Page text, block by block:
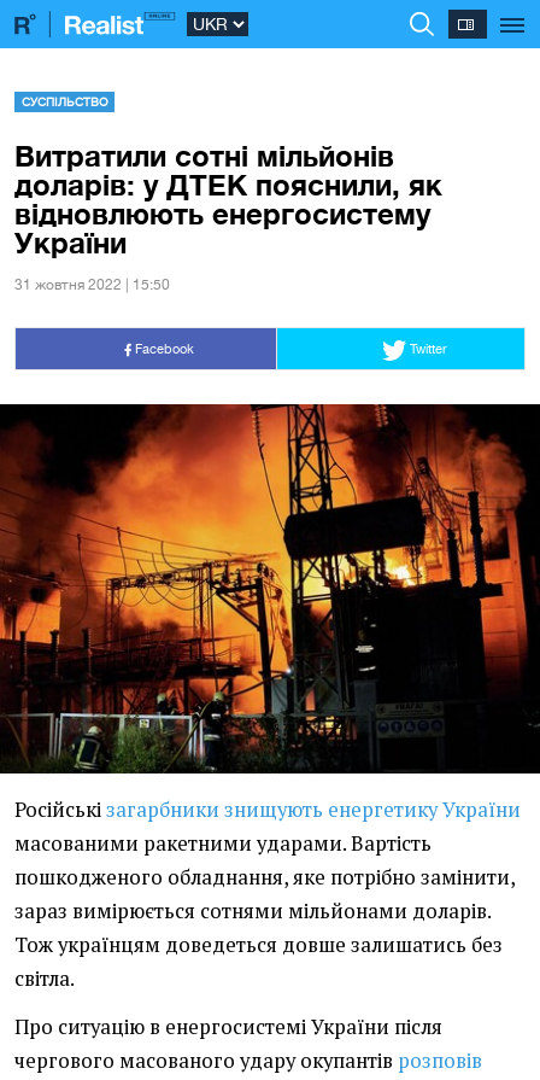
СУСПІЛЬСТВО
Витратили сотні мільйонів
доларів: у ДТЕК пояснили, як
відновлюють енергосистему
України
31 жовтня 2022 | 15:50
Facebook Twitter
Російськізагарбники знищують енергетику України
масованими ракетними ударами. Вартість
пошкодженого обладнання, яке потрібно замінити,
зараз вимірюється сотнями мільйонами доларів.
Тож українцям доведеться довше залишатись без
світла.
Про ситуацію в енергосистемі України після
чергового масованого удару окупантів розповів